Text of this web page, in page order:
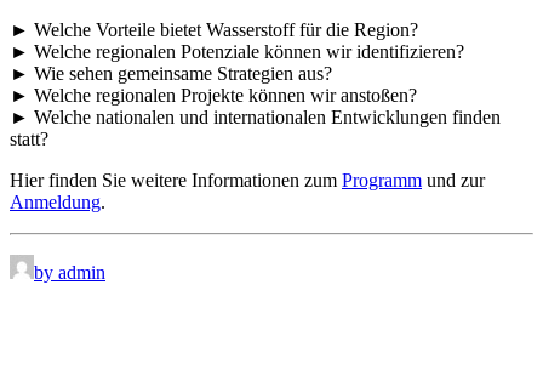
► Welche Vorteile bietet Wasserstoff für die Region?
► Welche regionalen Potenziale können wir identifizieren?
► Wie sehen gemeinsame Strategien aus?
► Welche regionalen Projekte können wir anstoßen?
► Welche nationalen und internationalen Entwicklungen finden
statt?
Hier finden Sie weitere Informationen zum Programm und zur
Anmeldung.
by admin